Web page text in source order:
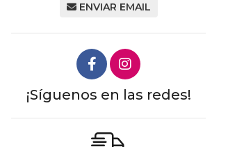
ENVIAR EMAIL
¡Síguenos en las redes!